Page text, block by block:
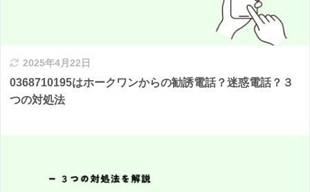
2025年4月22日
0368710195はホークワンからの勧誘電話？迷惑電話？３
つの対処法